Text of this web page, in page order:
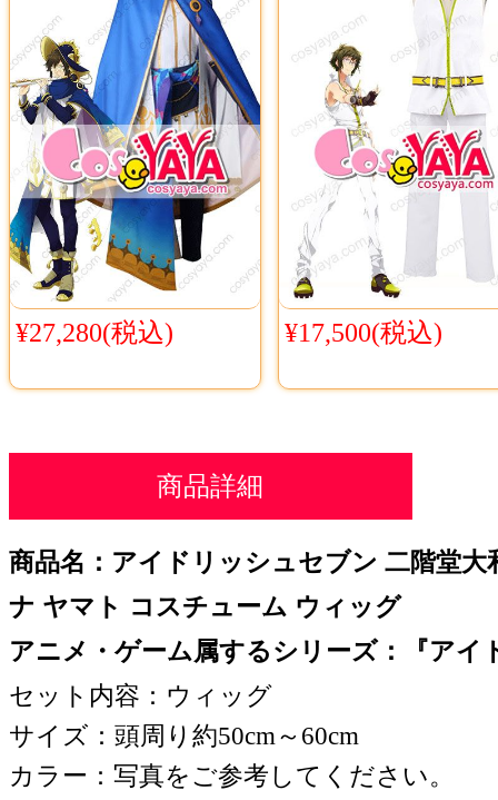
¥27,280(税込) ¥17,500(税込)
商品詳細
商品名：アイドリッシュセブン 二階堂
ナ ヤマト コスチューム ウィッグ
アニメ・ゲーム属するシリーズ：『アイ
セット内容：ウィッグ
サイズ：頭周り約50cm～60cm
カラー：写真をご参考してください。